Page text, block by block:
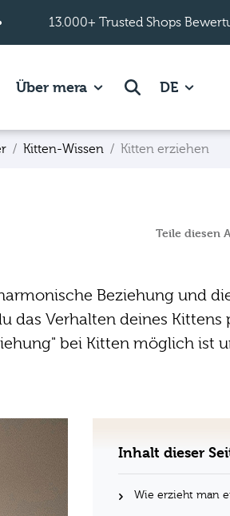
13.000+ Trusted Shops
page.
subpages of Mein mera page.
Über meraShow subpages of
Suche DE
Kitten-Wissen Kitten erziehen
Teile diesen
Beziehung und
das Verhalten deines Kittens
bei Kitten möglich ist
Inhalt dieser
Wie erzieht man